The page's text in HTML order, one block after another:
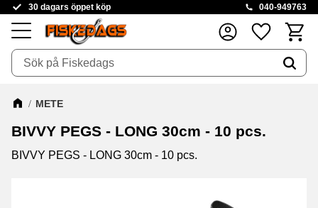
Meny
30 dagars öppet köp 040-949763
Favoriter
METE
BIVVY PEGS - LONG 30cm - 10 pcs.
BIVVY PEGS - LONG 30cm - 10 pcs.